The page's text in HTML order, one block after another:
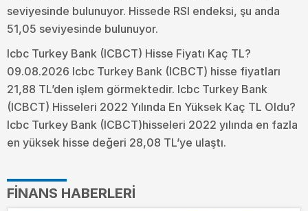
seviyesinde bulunuyor. Hissede RSI endeksi, şu anda
51,05 seviyesinde bulunuyor.
Icbc Turkey Bank (ICBCT) Hisse Fiyatı Kaç TL?
09.08.2026 Icbc Turkey Bank (ICBCT) hisse fiyatları
21,88 TL’den işlem görmektedir. Icbc Turkey Bank
(ICBCT) Hisseleri 2022 Yılında En Yüksek Kaç TL Oldu?
Icbc Turkey Bank (ICBCT)hisseleri 2022 yılında en fazla
en yüksek hisse değeri 28,08 TL’ye ulaştı.
FINANS HABERLERI